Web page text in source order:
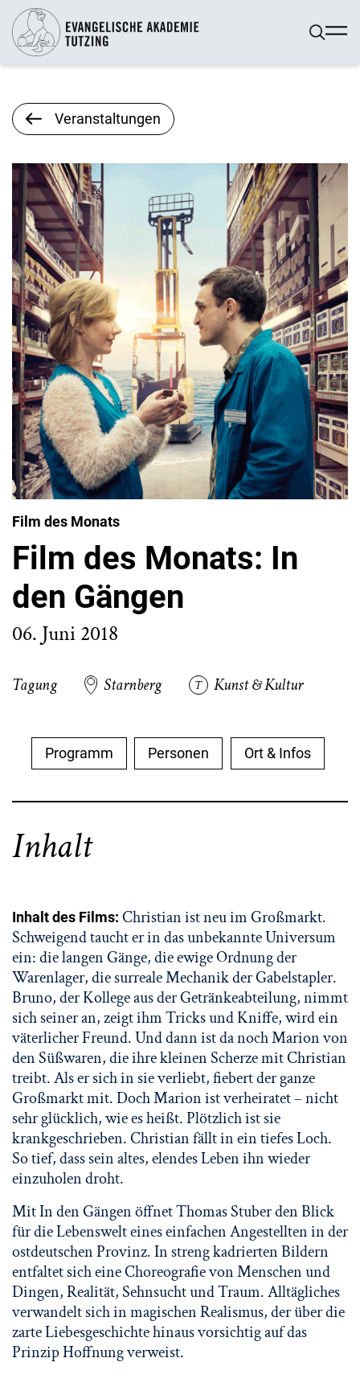
Veranstaltungen
Film des Monats
Film des Monats: In
den Gängen
06. Juni 2018
Tagung Starnberg Kunst & Kultur
Programm Personen Ort & Infos
Inhalt
Inhalt des Films: Christian ist neu im Großmarkt.
Schweigend taucht er in das unbekannte Universum
ein: die langen Gänge, die ewige Ordnung der
Warenlager, die surreale Mechanik der Gabelstapler.
Bruno, der Kollege aus der Getränkeabteilung, nimmt
sich seiner an, zeigt ihm Tricks und Kniffe, wird ein
väterlicher Freund. Und dann ist da noch Marion von
den Süßwaren, die ihre kleinen Scherze mit Christian
treibt. Als er sich in sie verliebt, fiebert der ganze
Großmarkt mit. Doch Marion ist verheiratet – nicht
sehr glücklich, wie es heißt. Plötzlich ist sie
krankgeschrieben. Christian fällt in ein tiefes Loch.
So tief, dass sein altes, elendes Leben ihn wieder
einzuholen droht.
Mit In den Gängen öffnet Thomas Stuber den Blick
für die Lebenswelt eines einfachen Angestellten in der
ostdeutschen Provinz. In streng kadrierten Bildern
entfaltet sich eine Choreografie von Menschen und
Dingen, Realität, Sehnsucht und Traum. Alltägliches
verwandelt sich in magischen Realismus, der über die
zarte Liebesgeschichte hinaus vorsichtig auf das
Prinzip Hoffnung verweist.